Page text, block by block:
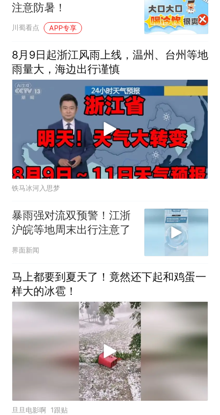
注意防暑！
川蜀看点 APP专享
8月9日起浙江风雨上线，温州、台州等地
雨量大，海边出行谨慎
铁马冰河入思梦
暴雨强对流双预警！江浙
沪皖等地周末出行注意了
界面新闻
马上都要到夏天了！竟然还下起和鸡蛋一
样大的冰雹！
旦旦电影啊 1跟贴